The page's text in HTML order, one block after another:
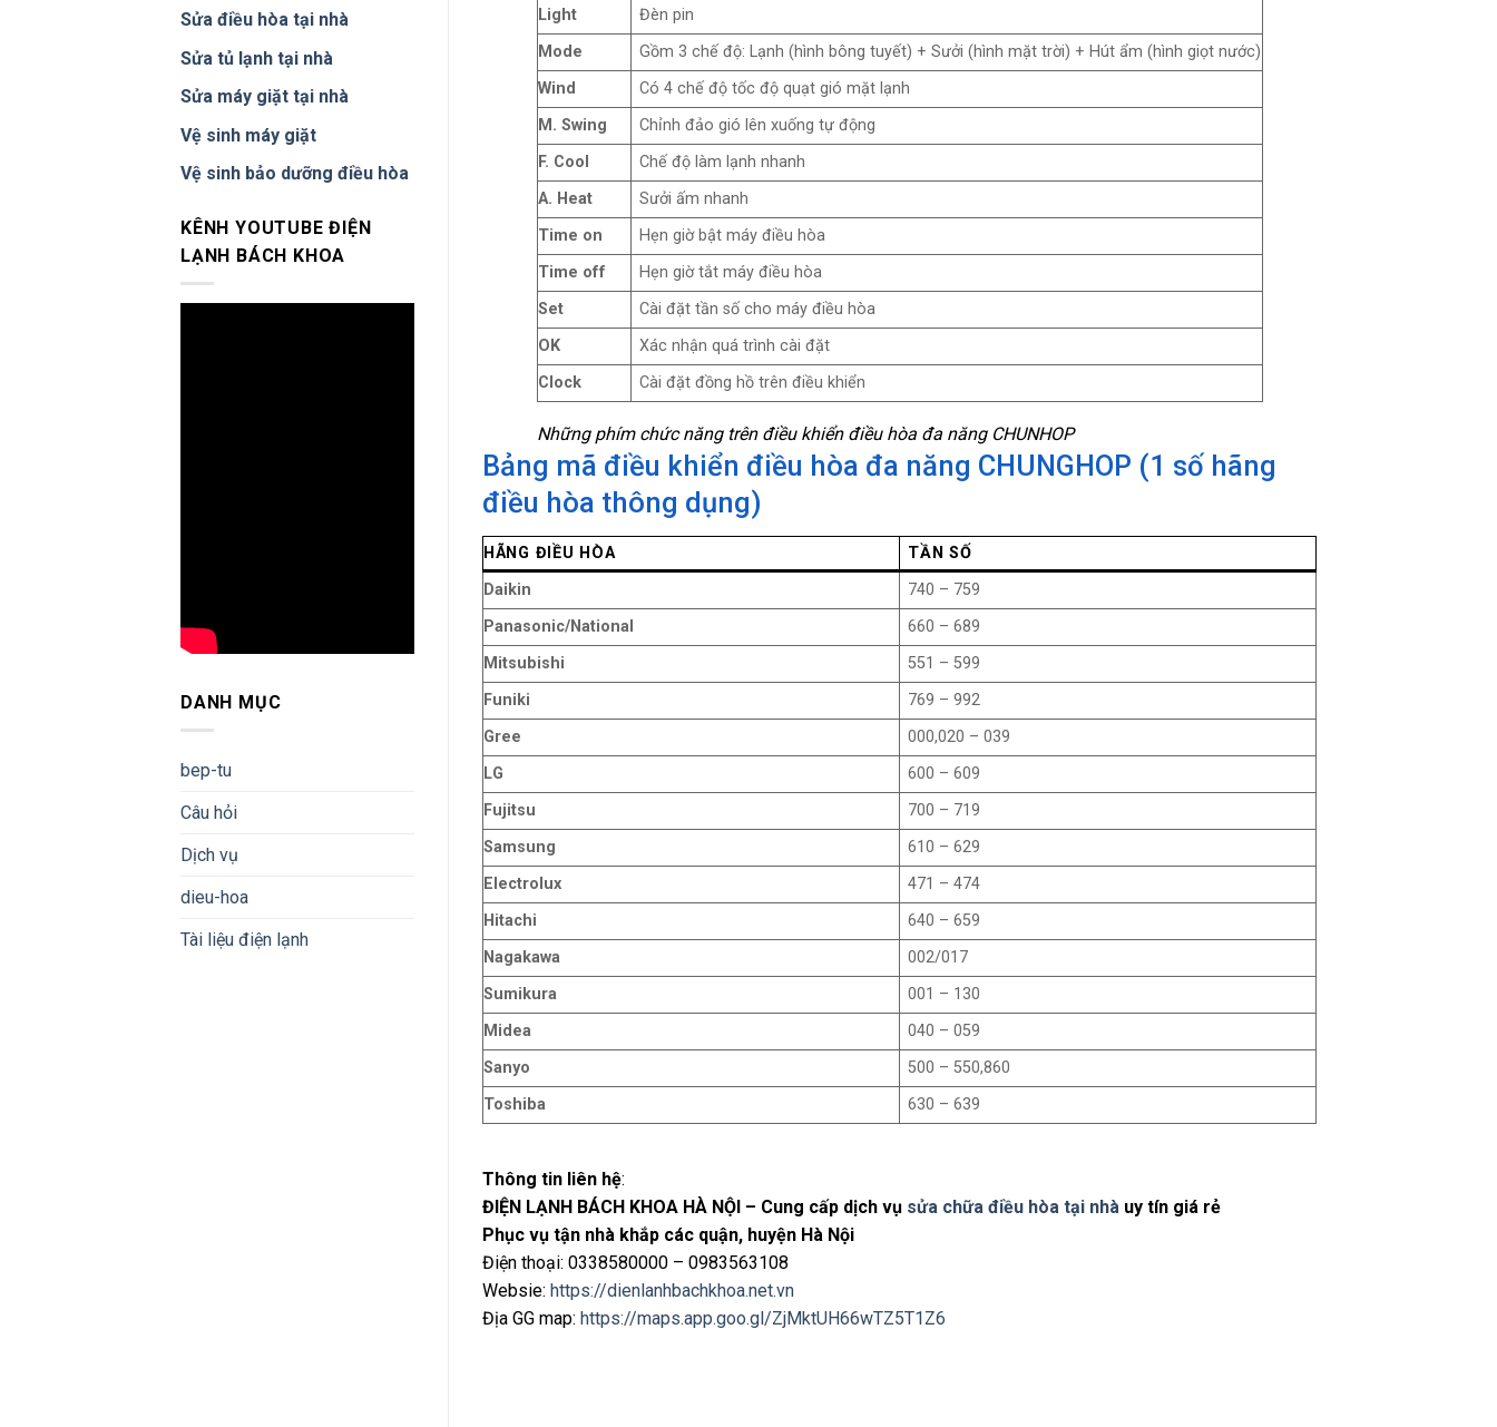
30
Sửa điều hòa tại nhà
Sửa tủ lạnh tại nhà
Sửa máy giặt tại nhà
Vệ sinh máy giặt
Vệ sinh bảo dưỡng điều hòa
KÊNH YOUTUBE ĐIỆN
LẠNH BÁCH KHOA
DANH MỤC
bep-tu
Câu hỏi
Dịch vụ
dieu-hoa
Tài liệu điện lạnh
Light
Đèn pin
Mode
Gồm 3 chế độ: Lạnh (hình bông tuyết) + Sưởi (hình mặt trời) + Hút ẩm (hình giọt nước)
Wind
Có 4 chế độ tốc độ quạt gió mặt lạnh
M. Swing
Chỉnh đảo gió lên xuống tự động
F. Cool
Chế độ làm lạnh nhanh
A. Heat
Sưởi ấm nhanh
Time on
Hẹn giờ bật máy điều hòa
Time off
Hẹn giờ tắt máy điều hòa
Set
Cài đặt tần số cho máy điều hòa
OK
Xác nhận quá trình cài đặt
Clock
Cài đặt đồng hồ trên điều khiển
Những phím chức năng trên điều khiển điều hòa đa năng CHUNHOP
Bảng mã điều khiển điều hòa đa năng CHUNGHOP (1 số hãng
điều hòa thông dụng)
HÃNG ĐIỀU HÒA
TẦN SỐ
Daikin
740 – 759
Panasonic/National
660 – 689
Mitsubishi
551 – 599
Funiki
769 – 992
Gree
000,020 – 039
LG
600 – 609
Fujitsu
700 – 719
Samsung
610 – 629
Electrolux
471 – 474
Hitachi
640 – 659
Nagakawa
002/017
Sumikura
001 – 130
Midea
040 – 059
Sanyo
500 – 550,860
Toshiba
630 – 639
Thông tin liên hệ:
ĐIỆN LẠNH BÁCH KHOA HÀ NỘI – Cung cấp dịch vụ sửa chữa điều hòa tại nhà uy tín giá rẻ
Phục vụ tận nhà khắp các quận, huyện Hà Nội
Điện thoại: 0338580000 – 0983563108
Websie: https://dienlanhbachkhoa.net.vn
Địa GG map: https://maps.app.goo.gl/ZjMktUH66wTZ5T1Z6